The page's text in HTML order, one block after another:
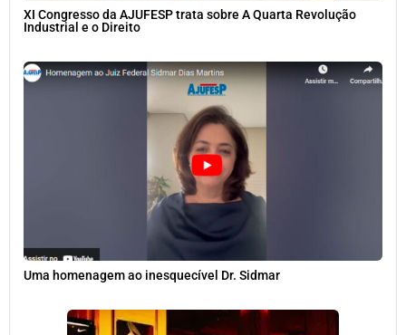
XI Congresso da AJUFESP trata sobre A Quarta Revolução
Industrial e o Direito
Uma homenagem ao inesquecível Dr. Sidmar